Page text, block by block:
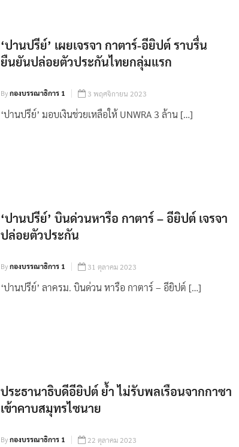
‘ปานปรีย์’ เผยเจรจา กาตาร์-อียิปต์ ราบรื่น
ยืนยันปล่อยตัวประกันไทยกลุ่มแรก
Byกองบรรณาธิการ 1 3 พฤศจิกายน 2023
‘ปานปรีย์’ มอบเงินช่วยเหลือให้ UNWRA 3 ล้าน […]
‘ปานปรีย์’ บินด่วนหารือ กาตาร์ – อียิปต์ เจรจา
ปล่อยตัวประกัน
Byกองบรรณาธิการ 1 31 ตุลาคม 2023
‘ปานปรีย์’ ลาครม. บินด่วน หารือ กาตาร์ – อียิปต์ […]
ประธานาธิบดีอียิปต์ ย้ำ ไม่รับพลเรือนจากกาซา
เข้าคาบสมุทรไซนาย
Byกองบรรณาธิการ 1 22 ตุลาคม 2023